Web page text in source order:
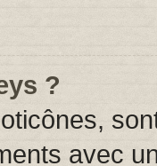
?
avec